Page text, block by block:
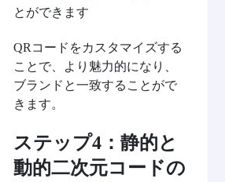
とができます
QRコードをカスタマイズする
ことで、より魅力的になり、
ブランドと一致することがで
きます。
ステップ4：静的と
動的二次元コードの